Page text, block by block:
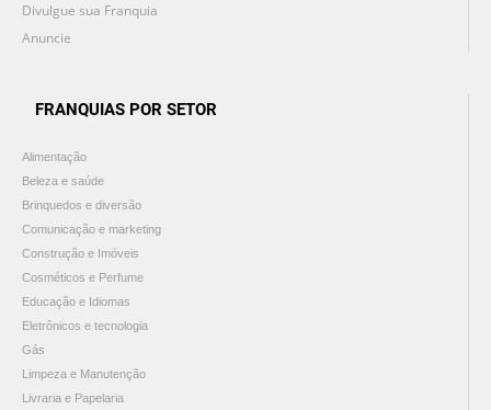
Divulgue sua Franquia
Anuncie
FRANQUIAS POR SETOR
Alimentação
Beleza e saúde
Brinquedos e diversão
Comunicação e marketing
Construção e Imóveis
Cosméticos e Perfume
Educação e Idiomas
Eletrônicos e tecnologia
Gás
Limpeza e Manutenção
Livraria e Papelaria